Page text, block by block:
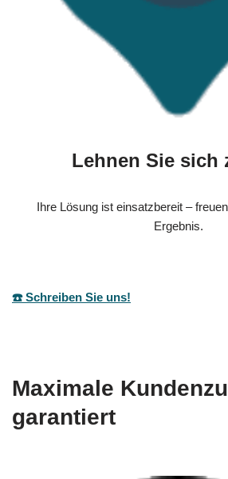
Lehnen Sie sich
Ihre Lösung ist einsatzbereit –
Ergebnis.
☎️ Schreiben Sie uns!
Maximale
garantiert